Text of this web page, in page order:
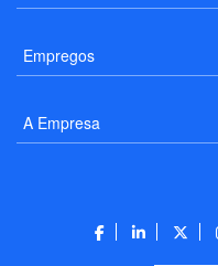
Empregos
A Empresa